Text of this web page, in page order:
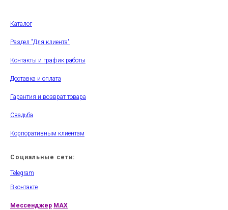
Каталог
Раздел "Для клиента"
Контакты и график работы
Доставка и оплата
Гарантия и возврат товара
Свадьба
Корпоративным клиентам
Социальные сети:
Telegram
Вконтакте
Мессенджер MAX